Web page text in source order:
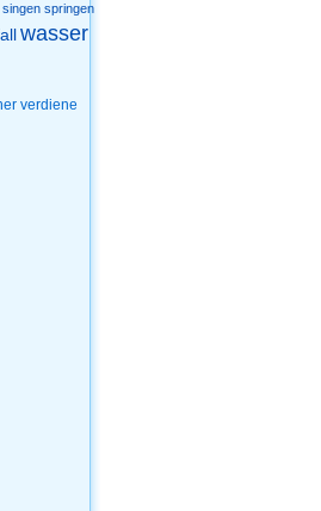
singen springen
wasser
verdiene